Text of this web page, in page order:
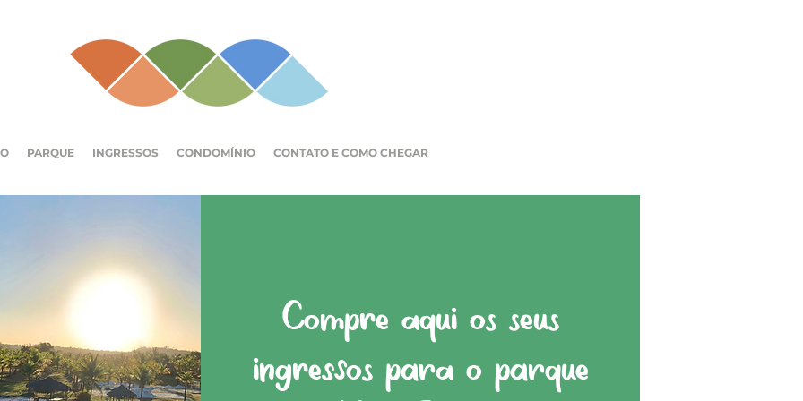
PARQUE INGRESSOS CONDOMÍNIO CONTATO E COMO CHEGAR
Compre aqui os seus
ingressos para o parque